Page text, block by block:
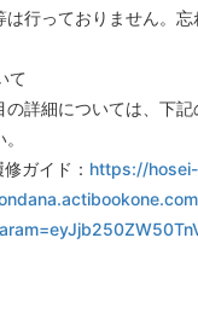
は行っておりません。忘
て
の詳細については、下
修ガイド： https://hosei-